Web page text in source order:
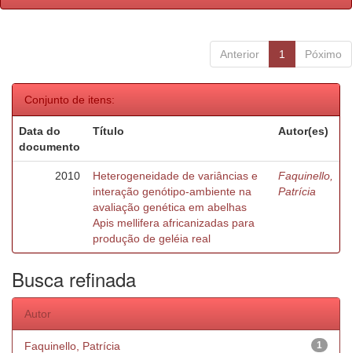
Anterior 1 Póximo
Conjunto de itens:
Data do
documento
Título Autor(es)
2010
Heterogeneidade de variâncias e
interação genótipo-ambiente na
avaliação genética em abelhas
Apis mellifera africanizadas para
produção de geléia real
Faquinello,
Patrícia
Busca refinada
Autor
1
Faquinello, Patrícia